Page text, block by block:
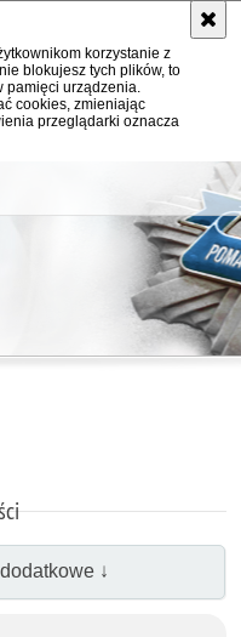
korzystanie z
blokujesz tych plików, to
pamięci urządzenia.
cookies, zmieniając
przeglądarki oznacza
↓